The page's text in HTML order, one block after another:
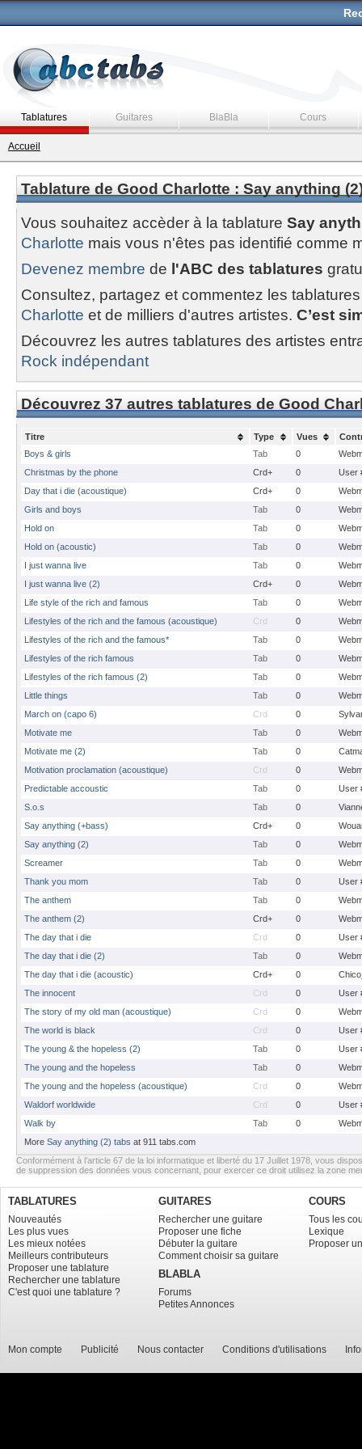
Tablatures Guitares BlaBla Cours
Accueil
Tablature de Good Charlotte : Say anything
Vous souhaitez accèder à la tablature Say
Charlotte mais vous n'êtes pas identifié comme
Devenez membre de l'ABC des tablatures
Consultez, partagez et commentez les
Charlotte et de milliers d'autres artistes. C’est
Découvrez les autres tablatures des artistes
Rock indépendant
Découvrez 37 autres tablatures de Good
Titre Type Vues
Boys & girls
Tab 0
Christmas by the phone
Crd+ 0
User
Day that i die (acoustique)
Crd+ 0
Girls and boys
Tab 0
Hold on
Tab 0
Hold on (acoustic)
Tab 0
I just wanna live
Tab 0
I just wanna live (2)
Crd+ 0
Life style of the rich and famous
Tab 0
Lifestyles of the rich and the famous (acoustique)
Crd 0
Lifestyles of the rich and the famous*
Tab 0
Lifestyles of the rich famous
Tab 0
Lifestyles of the rich famous (2)
Tab 0
Little things
Tab 0
March on (capo 6)
Crd 0
Motivate me
Tab 0
Motivate me (2)
Tab 0
Motivation proclamation (acoustique)
Crd 0
Predictable accoustic
Tab 0
User
S.o.s
Tab 0
Say anything (+bass)
Crd+ 0
Say anything (2)
Tab 0
Screamer
Tab 0
Thank you mom
Tab 0
User
The anthem
Tab 0
The anthem (2)
Crd+ 0
The day that i die
Crd 0
User
The day that i die (2)
Tab 0
The day that i die (acoustic)
Crd+ 0
The innocent
Crd 0
User
The story of my old man (acoustique)
Crd 0
The world is black
Crd 0
User
The young & the hopeless (2)
Tab 0
User
The young and the hopeless
Tab 0
The young and the hopeless (acoustique)
Crd 0
Waldorf worldwide
Crd 0
User
Walk by
Tab 0
More Say anything (2) tabs at 911 tabs.com
Conformément à l’article 67 de la loi informatique et liberté du 17 Juillet 1978, vous
de suppression des données vous concernant, pour exercer ce droit utilisez la zone
TABLATURES
Nouveautés
Les plus vues
Les mieux notées
Meilleurs contributeurs
Proposer une tablature
Rechercher une tablature
C'est quoi une tablature ?
GUITARES
Rechercher une guitare
Proposer une fiche
Débuter la guitare
Comment choisir sa guitare
BLABLA
Forums
Petites Annonces
COURS
Tous les
Lexique
Proposer
Mon compte Publicité Nous contacter Conditions d'utilisations